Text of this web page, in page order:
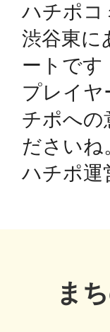
ハチポコ
渋谷東に
ートです
プレイヤ
チポへの
ださいね
ハチポ運
ま